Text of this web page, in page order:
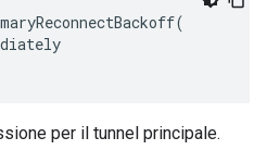
per il tunnel principale.